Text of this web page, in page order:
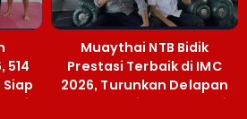
514
Muaythai NTB Bidik
Prestasi Terbaik di IMC
2026, Turunkan Delapan
Atlet ke Kejurnas Bekasi